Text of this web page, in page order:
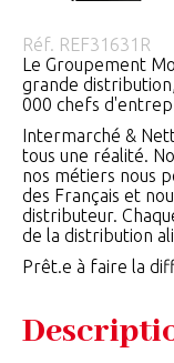
Réf. REF31631R
Le Groupement
grande
000 chefs
Intermarché &
tous une réalité.
nos métiers nous
des Français et
distributeur.
de la distribution
Prêt.e à faire la